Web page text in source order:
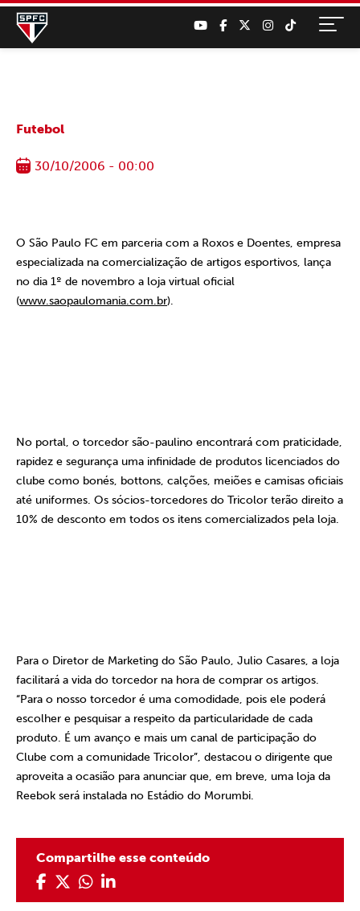
Futebol
30/10/2006 - 00:00
O São Paulo FC em parceria com a Roxos e Doentes, empresa
especializada na comercialização de artigos esportivos, lança
no dia 1º de novembro a loja virtual oficial
(www.saopaulomania.com.br).
No portal, o torcedor são-paulino encontrará com praticidade,
rapidez e segurança uma infinidade de produtos licenciados do
clube como bonés, bottons, calções, meiões e camisas oficiais
até uniformes. Os sócios-torcedores do Tricolor terão direito a
10% de desconto em todos os itens comercializados pela loja.
Para o Diretor de Marketing do São Paulo, Julio Casares, a loja
facilitará a vida do torcedor na hora de comprar os artigos.
“Para o nosso torcedor é uma comodidade, pois ele poderá
escolher e pesquisar a respeito da particularidade de cada
produto. É um avanço e mais um canal de participação do
Clube com a comunidade Tricolor”, destacou o dirigente que
aproveita a ocasião para anunciar que, em breve, uma loja da
Reebok será instalada no Estádio do Morumbi.
Compartilhe esse conteúdo